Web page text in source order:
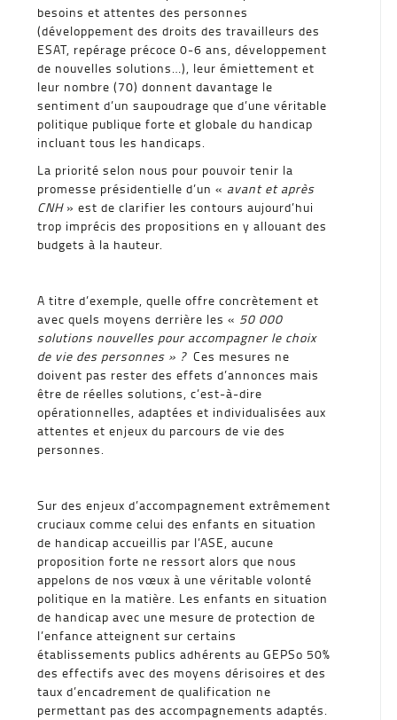
besoins et attentes des personnes
(développement des droits des travailleurs des
ESAT, repérage précoce 0-6 ans, développement
de nouvelles solutions…), leur émiettement et
leur nombre (70) donnent davantage le
sentiment d’un saupoudrage que d’une véritable
politique publique forte et globale du handicap
incluant tous les handicaps.
La priorité selon nous pour pouvoir tenir la
promesse présidentielle d’un « avant et après
CNH» est de clarifier les contours aujourd’hui
trop imprécis des propositions en y allouant des
budgets à la hauteur.
A titre d’exemple, quelle offre concrètement et
avec quels moyens derrière les « 50 000
solutions nouvelles pour accompagner le choix
de vie des personnes » ?Ces mesures ne
doivent pas rester des effets d’annonces mais
être de réelles solutions, c’est-à-dire
opérationnelles, adaptées et individualisées aux
attentes et enjeux du parcours de vie des
personnes.
Sur des enjeux d’accompagnement extrêmement
cruciaux comme celui des enfants en situation
de handicap accueillis par l’ASE, aucune
proposition forte ne ressort alors que nous
appelons de nos vœux à une véritable volonté
politique en la matière. Les enfants en situation
de handicap avec une mesure de protection de
l’enfance atteignent sur certains
établissements publics adhérents au GEPSo 50%
des effectifs avec des moyens dérisoires et des
taux d’encadrement de qualification ne
permettant pas des accompagnements adaptés.